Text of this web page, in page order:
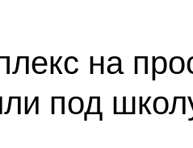
на
под